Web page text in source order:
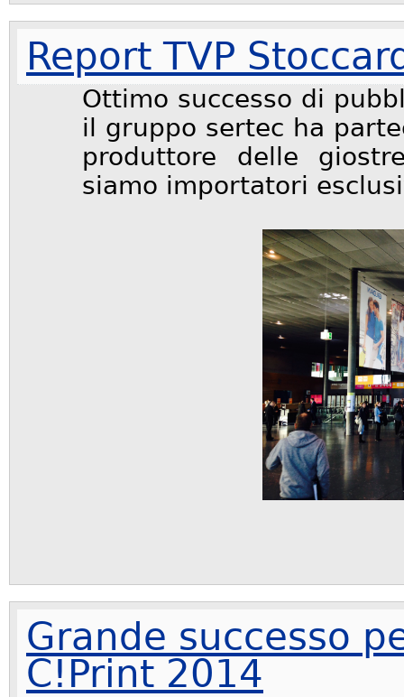
Report TVP
Ottimo successo di
il gruppo sertec ha
produttore delle
siamo importatori
Grande successo
C!Print 2014